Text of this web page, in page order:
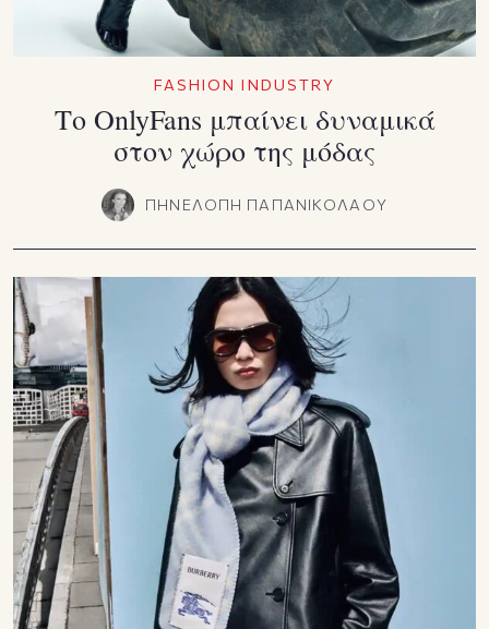
FASHION INDUSTRY
Το OnlyFans μπαίνει δυναμικά
στον χώρο της μόδας
ΠΗΝΕΛΟΠΗ ΠΑΠΑΝΙΚΟΛΑΟΥ